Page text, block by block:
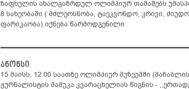
ზაფხულის ახალგაზრდულ ოლიმპიურ თამაშებს
8 სახეობაში ( მძლეოსნობა, ტაეკვონდო, კრივი,
ფარიკაობა) იქნება წარმოდგენილი
ანონსი
15 მაისს, 12:00 საათზე ოლიმპიურ მუზეუმში
ჟურნალისტის მამუკა კვარაცხელიას წიგნის -